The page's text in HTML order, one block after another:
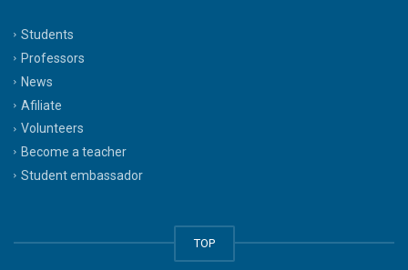
Students
Professors
News
Afiliate
Volunteers
Become a teacher
Student embassador
TOP